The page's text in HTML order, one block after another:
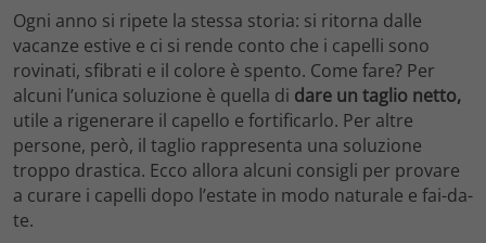
Ogni anno si ripete la stessa storia: si ritorna dalle
vacanze estive e ci si rende conto che i capelli sono
rovinati, sfibrati e il colore è spento. Come fare? Per
alcuni l’unica soluzione è quella di dare un taglio netto,
utile a rigenerare il capello e fortificarlo. Per altre
persone, però, il taglio rappresenta una soluzione
troppo drastica. Ecco allora alcuni consigli per provare
a curare i capelli dopo l’estate in modo naturale e fai-da-
te.